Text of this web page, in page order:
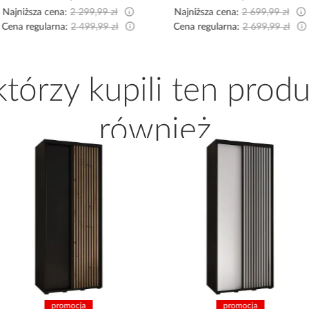
Najniższa cena:2 299,99 zł
Cena regularna:2 499,99 zł
Najniższa cena:2 699,99 zł
Cena regularna:2 699,99 zł
kupili ten
również
promocja promocja